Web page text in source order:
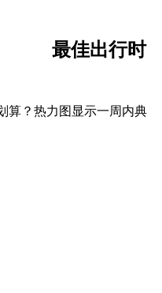
最佳出行时
算？热力图显示一周内典